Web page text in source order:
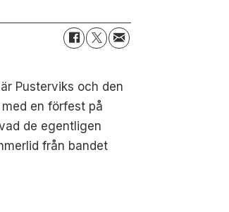
Pusterviks och den
en förfest på
de egentligen
från bandet